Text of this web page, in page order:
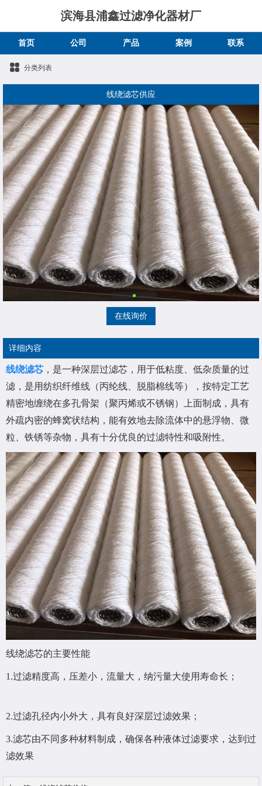
滨海县浦鑫过滤净化器材厂
首页 公司 产品 案例 联系
分类列表
线绕滤芯供应
在线询价
详细内容
线绕滤芯 ，是一种深层过滤芯，用于低粘度、低杂质量的过
滤，是用纺织纤维线（丙纶线、脱脂棉线等），按特定工艺
精密地缠绕在多孔骨架（聚丙烯或不锈钢）上面制成，具有
外疏内密的蜂窝状结构，能有效地去除流体中的悬浮物、微
粒、铁锈等杂物，具有十分优良的过滤特性和吸附性。
线绕滤芯的主要性能
1.过滤精度高，压差小，流量大，纳污量大使用寿命长；
2.过滤孔径内小外大，具有良好深层过滤效果；
3.滤芯由不同多种材料制成，确保各种液体过滤要求，达到过
滤效果